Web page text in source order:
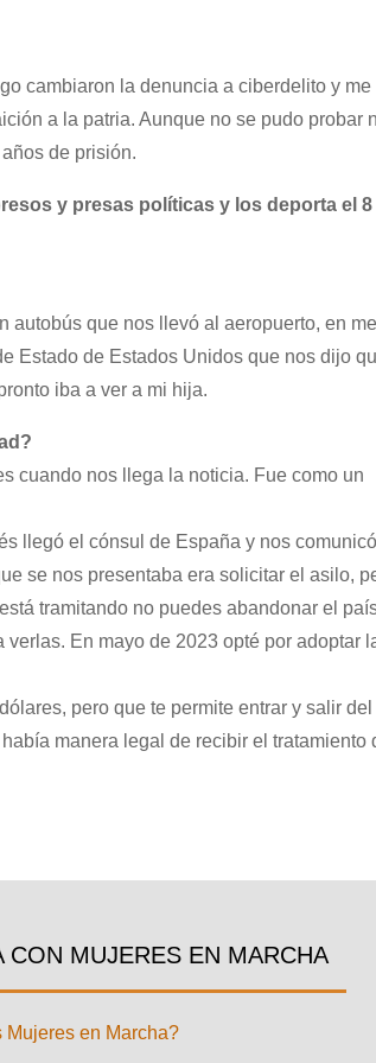
cambiaron la denuncia a ciberdelito y me
a la patria. Aunque no se pudo probar
de prisión.
y presas políticas y los deporta el 8
autobús que nos llevó al aeropuerto, en
Estado de Estados Unidos que nos dijo
iba a ver a mi hija.
cuando nos llega la noticia. Fue como un
llegó el cónsul de España y nos comunicó
se nos presentaba era solicitar el asilo,
tramitando no puedes abandonar el
En mayo de 2023 opté por adoptar
pero que te permite entrar y salir del
manera legal de recibir el tratamiento
CON MUJERES EN MARCHA
Mujeres en Marcha?